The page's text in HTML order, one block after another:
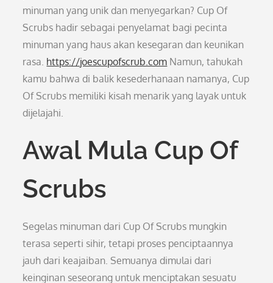
minuman yang unik dan menyegarkan? Cup Of
Scrubs hadir sebagai penyelamat bagi pecinta
minuman yang haus akan kesegaran dan keunikan
rasa. https://joescupofscrub.com Namun, tahukah
kamu bahwa di balik kesederhanaan namanya, Cup
Of Scrubs memiliki kisah menarik yang layak untuk
dijelajahi.
Awal Mula Cup Of
Scrubs
Segelas minuman dari Cup Of Scrubs mungkin
terasa seperti sihir, tetapi proses penciptaannya
jauh dari keajaiban. Semuanya dimulai dari
keinginan seseorang untuk menciptakan sesuatu